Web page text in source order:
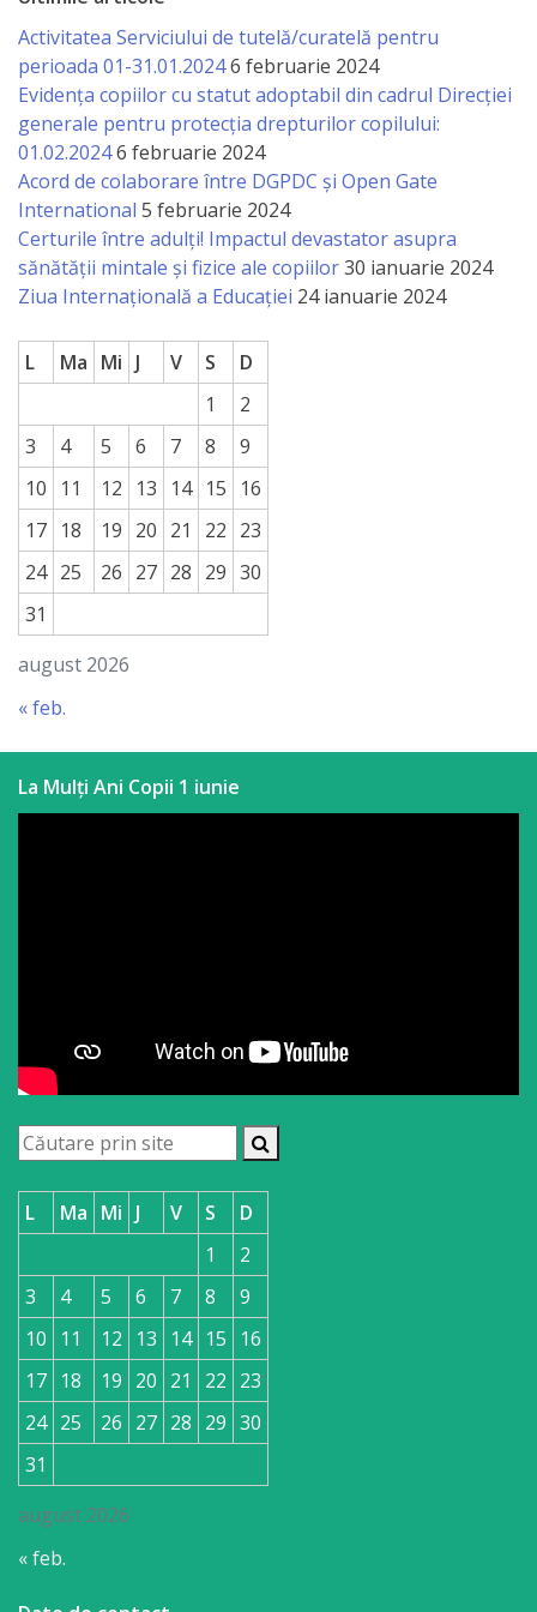
a
paginii
web
Contacte
Activitatea Serviciului de tutelă/curatelă pentru
perioada 01-31.01.20246 februarie 2024
Evidența copiilor cu statut adoptabil din cadrul Direcției
generale pentru protecția drepturilor copilului:
01.02.20246 februarie 2024
Acord de colaborare între DGPDC și Open Gate
International 5 februarie 2024
Certurile între adulți! Impactul devastator asupra
sănătății mintale și fizice ale copiilor30 ianuarie 2024
Ziua Internațională a Educației 24 ianuarie 2024
august 2026
L Ma Mi J V S
D
1
2
3
4 5 6 7 8
9
10
11 12 13 14 15
16
17 18 19 20 21 22 23
24 25 26 27 28 29 30
31
« feb.
La Mulți Ani Copii 1 iunie
august 2026
L Ma Mi J V S
D
1
2
3
4 5 6 7 8
9
10
11 12 13 14 15
16
17 18 19 20 21 22 23
24 25 26 27 28 29 30
31
« feb.